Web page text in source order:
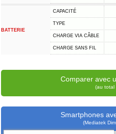
BATTERIE
CAPACITÉ
TYPE
CHARGE VIA CÂBLE
CHARGE SANS FIL
Comparer avec
(au total
Smartphones
(Mediatek